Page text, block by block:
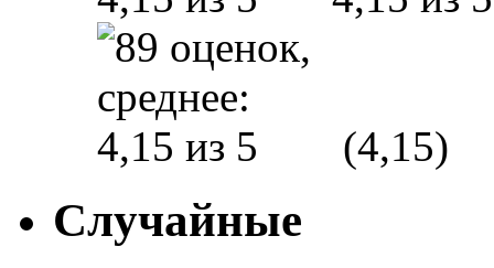
(4,15)
Случайные